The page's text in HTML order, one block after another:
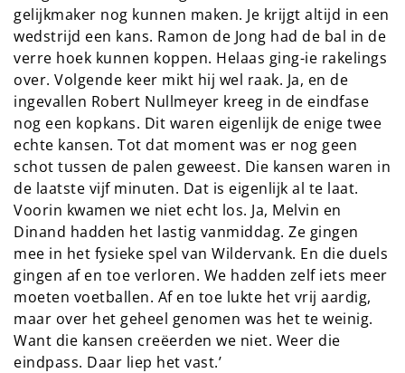
gelijkmaker nog kunnen maken. Je krijgt altijd in een
wedstrijd een kans. Ramon de Jong had de bal in de
verre hoek kunnen koppen. Helaas ging-ie rakelings
over. Volgende keer mikt hij wel raak. Ja, en de
ingevallen Robert Nullmeyer kreeg in de eindfase
nog een kopkans. Dit waren eigenlijk de enige twee
echte kansen. Tot dat moment was er nog geen
schot tussen de palen geweest. Die kansen waren in
de laatste vijf minuten. Dat is eigenlijk al te laat.
Voorin kwamen we niet echt los. Ja, Melvin en
Dinand hadden het lastig vanmiddag. Ze gingen
mee in het fysieke spel van Wildervank. En die duels
gingen af en toe verloren. We hadden zelf iets meer
moeten voetballen. Af en toe lukte het vrij aardig,
maar over het geheel genomen was het te weinig.
Want die kansen creëerden we niet. Weer die
eindpass. Daar liep het vast.’